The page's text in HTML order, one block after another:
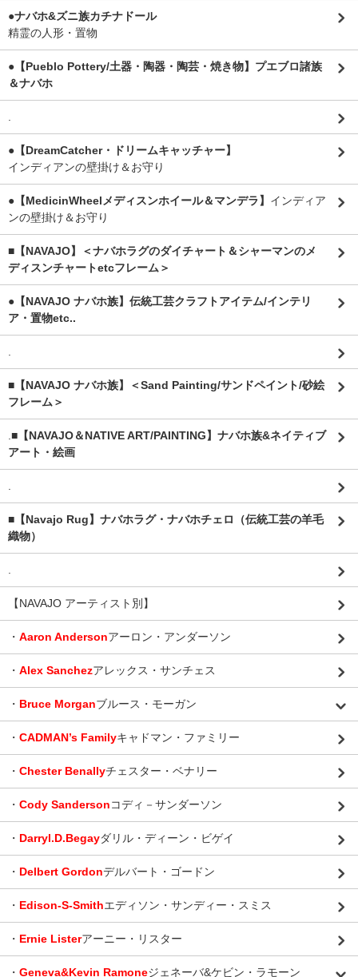
●ナバホ&ズニ族カチナドール
精霊の人形・置物
●【Pueblo Pottery/土器・陶器・陶芸・焼き物】プエブロ諸族
＆ナバホ
.
●【DreamCatcher・ドリームキャッチャー】
インディアンの壁掛け＆お守り
●【MedicinWheelメディスンホイール＆マンデラ】 インディア
ンの壁掛け＆お守り
■【NAVAJO】＜ナバホラグのダイチャート＆シャーマンのメ
ディスンチャートetcフレーム＞
●【NAVAJO ナバホ族】伝統工芸クラフトアイテム/インテリ
ア・置物etc..
.
■【NAVAJO ナバホ族】＜Sand Painting/サンドペイント/砂絵
フレーム＞
.■【NAVAJO＆NATIVE ART/PAINTING】ナバホ族&ネイティブ
アート・絵画
.
■【Navajo Rug】ナバホラグ・ナバホチェロ（伝統工芸の羊毛
織物）
.
【NAVAJO アーティスト別】
・ Aaron Andersonアーロン・アンダーソン
・ Alex Sanchezアレックス・サンチェス
・ Bruce Morganブルース・モーガン
・ CADMAN’s Familyキャドマン・ファミリー
・ Chester Benallyチェスター・ベナリー
・ Cody Sandersonコディ－サンダーソン
・ Darryl.D.Begayダリル・ディーン・ビゲイ
・ Delbert Gordonデルバート・ゴードン
・ Edison-S-Smithエディソン・サンディー・スミス
・ Ernie Listerアーニー・リスター
・ Geneva&Kevin Ramoneジェネーバ&ケビン・ラモーン